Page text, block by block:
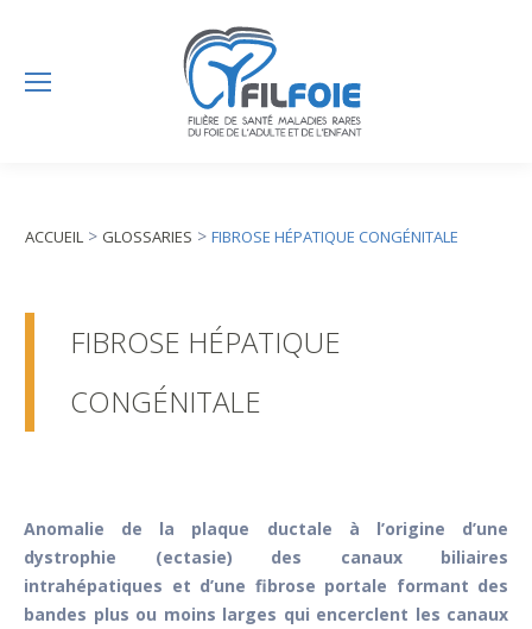
ACCUEIL> GLOSSARIES > FIBROSE HÉPATIQUE CONGÉNITALE
FIBROSE HÉPATIQUE
CONGÉNITALE
Anomalie de la plaque ductale à l’origine d’une
dystrophie (ectasie) des canaux biliaires
intrahépatiques et d’une fibrose portale formant des
bandes plus ou moins larges qui encerclent les canaux